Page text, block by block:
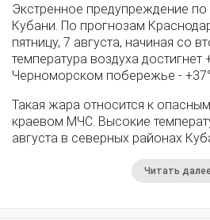
Экстренное предупреждение
Кубани. По прогнозам
пятницу, 7 августа, начиная со
температура воздуха достигнет
Черноморском побережье -
Такая жара относится к
краевом МЧС. Высокие
августа в северных районах
Читать далее